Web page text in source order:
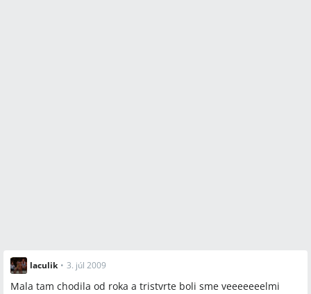
laculik • 3. júl 2009
Mala tam chodila od roka a tristvrte boli sme veeeeeeelmi